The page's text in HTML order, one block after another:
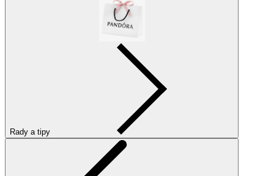
Rady a tipy